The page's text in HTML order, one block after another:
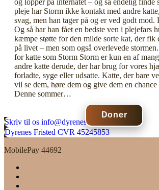
Doner
og lopper på internatet – og så endelig finde
pleje har Storm ikke kontakt med andre
svag, men han tager på og er ved godt
Og så har han fået en bedste ven i plejefars
kæmpe støtte for den milde sorte kat, der fik
på livet – men som også overlevede
for katte som Storm Storm er kun en af
andre katte derude, der har brug for vores
forladte, syge eller udsatte. Katte, der bare
vil se dem, høre dem og give dem en
Denne sommer…
Skriv til os info@dyrenesfristed.dk
Dyrenes Fristed CVR 45245853
MobilePay 44692